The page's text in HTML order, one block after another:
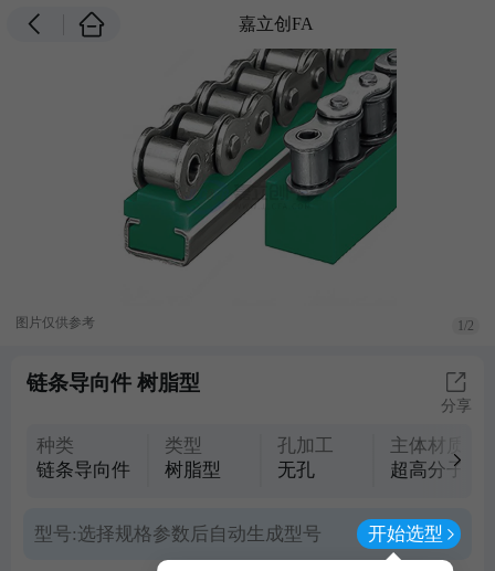
嘉立创FA
图片仅供参考 1/2
链条导向件 树脂型
分享
种类
链条导向件
类型
树脂型
孔加工
无孔
主体材质
超高分子量
型号:选择规格参数后自动生成型号 开始选型